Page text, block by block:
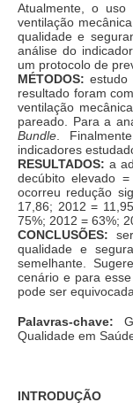
Atualmente, o uso
ventilação
qualidade e
análise do
um protocolo de
MÉTODOS: estudo
resultado foram
ventilação
pareado. Para a
Bundle.
indicadores
RESULTADOS: a
decúbito elevado
ocorreu redução
17,86; 2012 =
75%; 2012 = 63%;
CONCLUSÕES:
qualidade e
semelhante.
cenário e para
pode ser
Palavras-chave:
Qualidade em
INTRODUÇÃO